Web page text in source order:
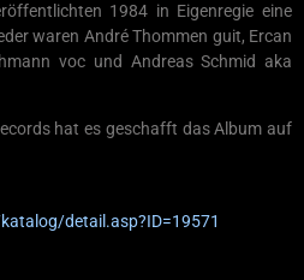
1984 in Eigenregie eine
waren André Thommen guit, Ercan
voc und Andreas Schmid aka
hat es geschafft das Album auf
detail.asp?ID=19571